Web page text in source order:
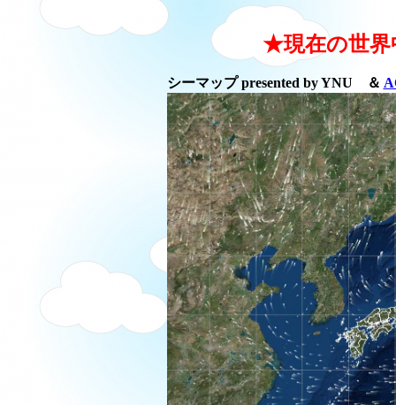
★現在の世界
シーマップ presented by YNU ＆